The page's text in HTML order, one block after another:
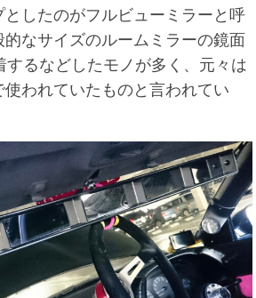
としたのがフルビューミラーと呼
なサイズのルームミラーの鏡面
するなどしたモノが多く、元々は
われていたものと言われてい